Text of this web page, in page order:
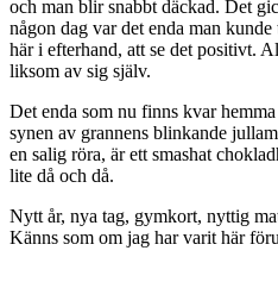
och man blir snabbt däckad. Det
någon dag var det enda man
här i efterhand, att se det positivt.
liksom av sig själv.
Det enda som nu finns kvar
synen av grannens blinkande
en salig röra, är ett smashat
lite då och då.
Nytt år, nya tag, gymkort, nyttig
Känns som om jag har varit här